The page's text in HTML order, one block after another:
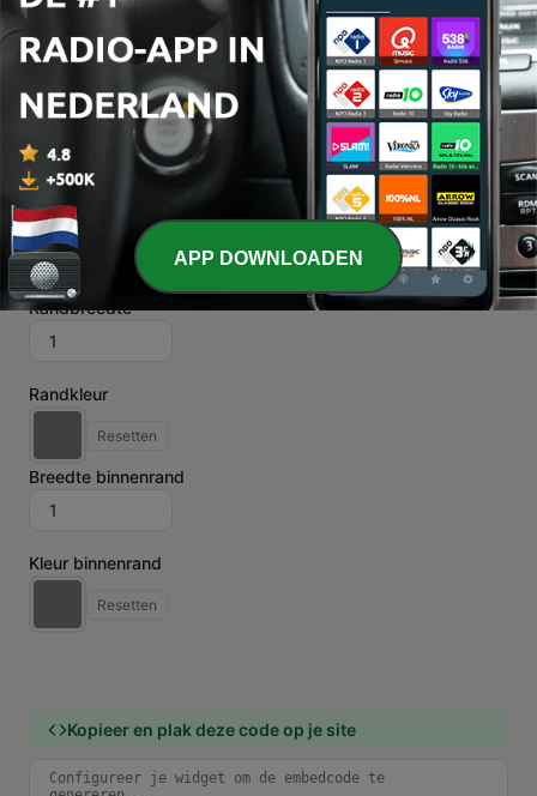
Lettertypekleur
Resetten
Secundaire lettertypekleur
Resetten
Randen
Randbreedte
Randkleur
Resetten
Breedte binnenrand
Kleur binnenrand
Resetten
Kopieer en plak deze code op je site
APP DOWNLOADEN